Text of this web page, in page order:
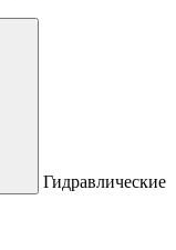
Гидравлические